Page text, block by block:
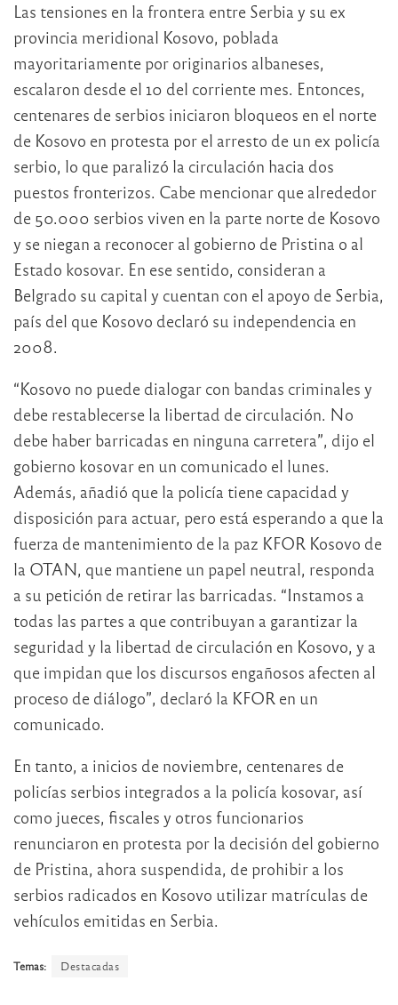
Las tensiones en la frontera entre Serbia y su ex
provincia meridional Kosovo, poblada
mayoritariamente por originarios albaneses,
escalaron desde el 10 del corriente mes. Entonces,
centenares de serbios iniciaron bloqueos en el norte
de Kosovo en protesta por el arresto de un ex policía
serbio, lo que paralizó la circulación hacia dos
puestos fronterizos. Cabe mencionar que alrededor
de 50.000 serbios viven en la parte norte de Kosovo
y se niegan a reconocer al gobierno de Pristina o al
Estado kosovar. En ese sentido, consideran a
Belgrado su capital y cuentan con el apoyo de Serbia,
país del que Kosovo declaró su independencia en
2008.
“Kosovo no puede dialogar con bandas criminales y
debe restablecerse la libertad de circulación. No
debe haber barricadas en ninguna carretera”, dijo el
gobierno kosovar en un comunicado el lunes.
Además, añadió que la policía tiene capacidad y
disposición para actuar, pero está esperando a que la
fuerza de mantenimiento de la paz KFOR Kosovo de
la OTAN, que mantiene un papel neutral, responda
a su petición de retirar las barricadas. “Instamos a
todas las partes a que contribuyan a garantizar la
seguridad y la libertad de circulación en Kosovo, y a
que impidan que los discursos engañosos afecten al
proceso de diálogo”, declaró la KFOR en un
comunicado.
En tanto, a inicios de noviembre, centenares de
policías serbios integrados a la policía kosovar, así
como jueces, fiscales y otros funcionarios
renunciaron en protesta por la decisión del gobierno
de Pristina, ahora suspendida, de prohibir a los
serbios radicados en Kosovo utilizar matrículas de
vehículos emitidas en Serbia.
Temas: Destacadas